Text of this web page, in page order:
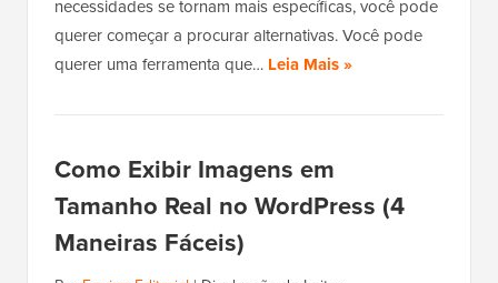
necessidades se tornam mais específicas, você pode
querer começar a procurar alternativas. Você pode
querer uma ferramenta que… Leia Mais »
Como Exibir Imagens em
Tamanho Real no WordPress (4
Maneiras Fáceis)